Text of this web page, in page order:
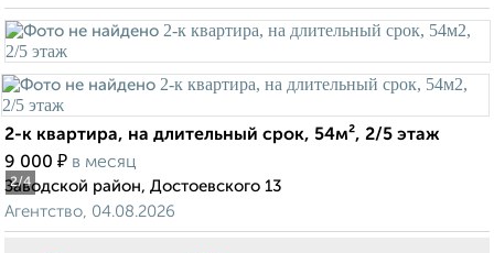
2/4
2-к квартира, на длительный срок, 54м², 2/5 этаж
9 000 ₽ в месяц
Заводской район, Достоевского 13
Агентство, 04.08.2026